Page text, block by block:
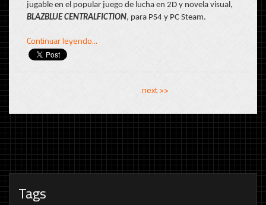
jugable en el popular juego de lucha en 2D y novela visual,
BLAZBLUE CENTRALFICTION, para PS4 y PC Steam.
Continuar leyendo...
next >>
Tags